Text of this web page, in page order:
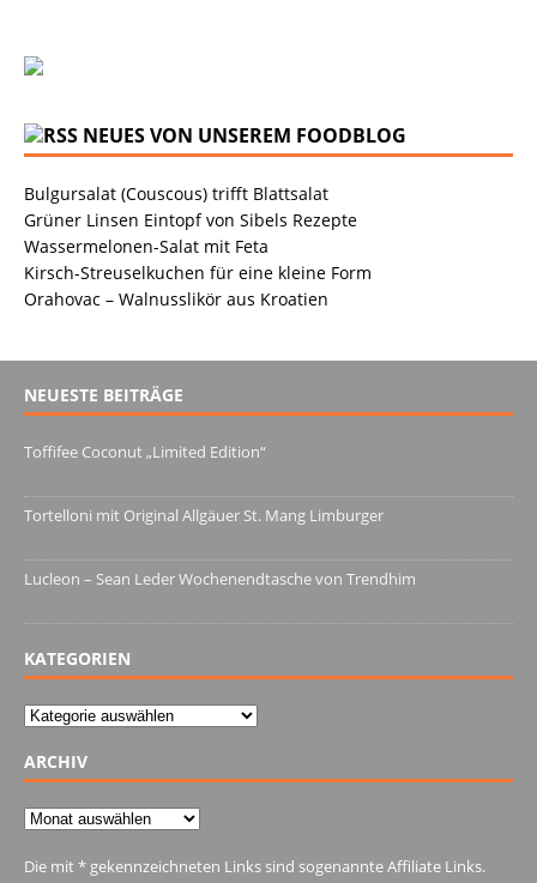
NEUES VON UNSEREM FOODBLOG
Bulgursalat (Couscous) trifft Blattsalat
Grüner Linsen Eintopf von Sibels Rezepte
Wassermelonen-Salat mit Feta
Kirsch-Streuselkuchen für eine kleine Form
Orahovac – Walnusslikör aus Kroatien
NEUESTE BEITRÄGE
Toffifee Coconut „Limited Edition“
Tortelloni mit Original Allgäuer St. Mang Limburger
Lucleon – Sean Leder Wochenendtasche von Trendhim
KATEGORIEN
Kategorien
ARCHIV
Archiv
Die mit * gekennzeichneten Links sind sogenannte Affiliate Links.